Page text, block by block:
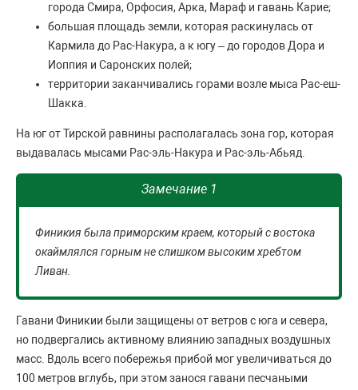
города Смира, Орфосия, Арка, Мараф и гавань Карие;
большая площадь земли, которая раскинулась от
Кармила до Рас-Накура, а к югу – до городов Дора и
Иоппия и Саронских полей;
территории заканчивались горами возле мыса Рас-еш-
Шакка.
На юг от Тирской равнины располагалась зона гор, которая
выдавалась мысами Рас-эль-Накура и Рас-эль-Абьяд.
Замечание 1
Финикия была приморским краем, который с востока
окаймлялся горным не слишком высоким хребтом
Ливан.
Гавани Финикии были защищены от ветров с юга и севера,
но подвергались активному влиянию западных воздушных
масс. Вдоль всего побережья прибой мог увеличиваться до
100 метров вглубь, при этом занося гавани песчаными